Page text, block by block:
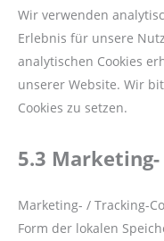
Wir verwenden
Erlebnis für unsere
analytischen Cookies
unserer Website. Wir
Cookies zu setzen.
5.3
Marketing- / Tracking-
Form der lokalen